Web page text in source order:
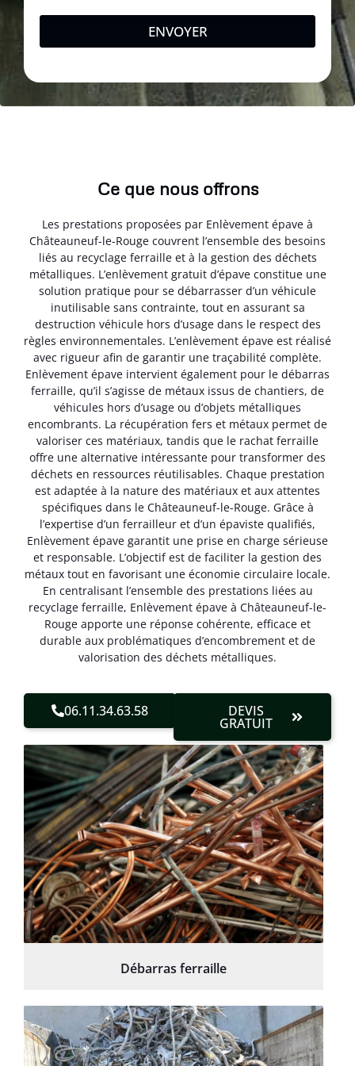
ENVOYER
Ce que nous offrons
Les prestations proposées par Enlèvement épave à
Châteauneuf-le-Rouge couvrent l’ensemble des besoins
liés au recyclage ferraille et à la gestion des déchets
métalliques. L’enlèvement gratuit d’épave constitue une
solution pratique pour se débarrasser d’un véhicule
inutilisable sans contrainte, tout en assurant sa
destruction véhicule hors d’usage dans le respect des
règles environnementales. L’enlèvement épave est réalisé
avec rigueur afin de garantir une traçabilité complète.
Enlèvement épave intervient également pour le débarras
ferraille, qu’il s’agisse de métaux issus de chantiers, de
véhicules hors d’usage ou d’objets métalliques
encombrants. La récupération fers et métaux permet de
valoriser ces matériaux, tandis que le rachat ferraille
offre une alternative intéressante pour transformer des
déchets en ressources réutilisables. Chaque prestation
est adaptée à la nature des matériaux et aux attentes
spécifiques dans le Châteauneuf-le-Rouge. Grâce à
l’expertise d’un ferrailleur et d’un épaviste qualifiés,
Enlèvement épave garantit une prise en charge sérieuse
et responsable. L’objectif est de faciliter la gestion des
métaux tout en favorisant une économie circulaire locale.
En centralisant l’ensemble des prestations liées au
recyclage ferraille, Enlèvement épave à Châteauneuf-le-
Rouge apporte une réponse cohérente, efficace et
durable aux problématiques d’encombrement et de
valorisation des déchets métalliques.
06.11.34.63.58 DEVIS
GRATUIT
Débarras ferraille